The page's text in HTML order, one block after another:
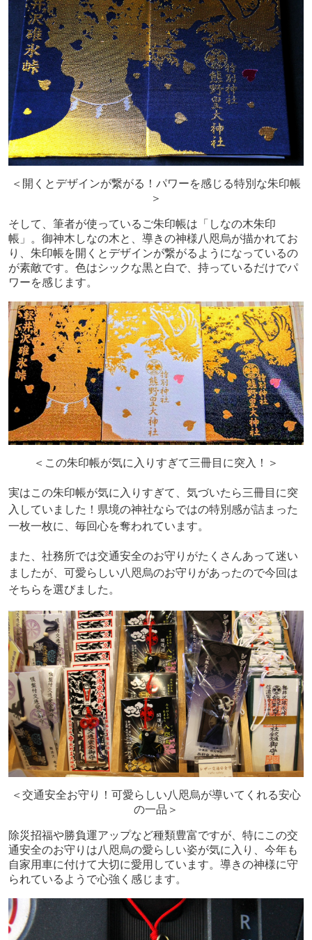
＜開くとデザインが繋がる！パワーを感じる特別な朱印帳
＞
そして、筆者が使っているご朱印帳は「しなの木朱印
帳」。御神木しなの木と、導きの神様八咫烏が描かれてお
り、朱印帳を開くとデザインが繋がるようになっているの
が素敵です。色はシックな黒と白で、持っているだけでパ
ワーを感じます。
＜この朱印帳が気に入りすぎて三冊目に突入！＞
実はこの朱印帳が気に入りすぎて、気づいたら三冊目に突
入していました！県境の神社ならではの特別感が詰まった
一枚一枚に、毎回心を奪われています。
また、社務所では交通安全のお守りがたくさんあって迷い
ましたが、可愛らしい八咫烏のお守りがあったので今回は
そちらを選びました。
＜交通安全お守り！可愛らしい八咫烏が導いてくれる安心
の一品＞
除災招福や勝負運アップなど種類豊富ですが、特にこの交
通安全のお守りは八咫烏の愛らしい姿が気に入り、今年も
自家用車に付けて大切に愛用しています。導きの神様に守
られているようで心強く感じます。